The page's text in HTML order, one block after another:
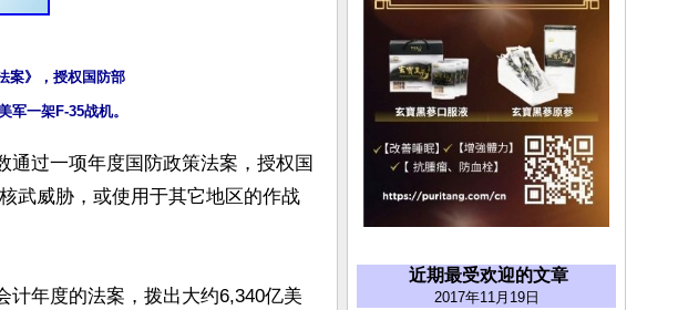
案》，授权国防部
通过一项年度国防政策法案，授权国
武威胁，或使用于其它地区的作战
计年度的法案，拨出大约6,340亿美
近期最受欢迎的文章
2017年11月19日